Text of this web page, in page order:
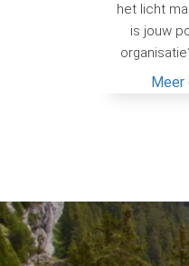
het licht
is jouw
Meer